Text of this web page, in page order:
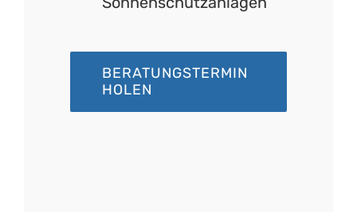
BERATUNGSTERMIN
HOLEN